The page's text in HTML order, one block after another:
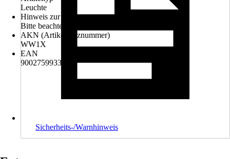
Leuchte
Hinweis zur Entsorgung
Bitte beachte die Hinweise zur Entsorgung
AKN (Artikelkurznummer)
WW1X
EAN
9002759933685
Sicherheits-/Warnhinweis